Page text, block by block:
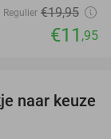
Regulier €19,95
€11 ,95
38%
naar keuze